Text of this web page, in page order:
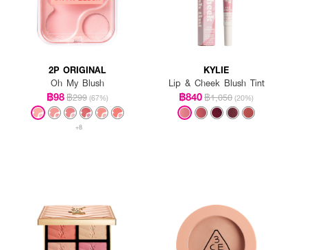
2P ORIGINAL
Oh My Blush
฿98฿299 (67%)
+8
KYLIE
Lip & Cheek Blush Tint
฿840฿1,050 (20%)